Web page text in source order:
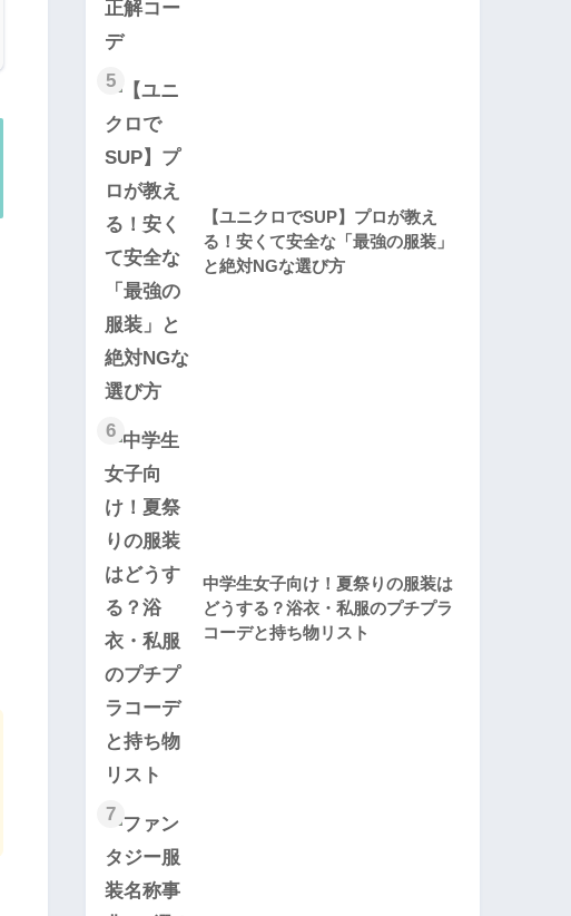
5
【ユニクロでSUP】プロが教え
る！安くて安全な「最強の服装」
と絶対NGな選び方
6
中学生女子向け！夏祭りの服装は
どうする？浴衣・私服のプチプラ
コーデと持ち物リスト
7